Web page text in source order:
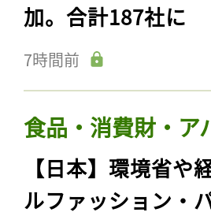
加。合計187社に
7時間前
食品・消費財・ア
【日本】環境省や
ルファッション・